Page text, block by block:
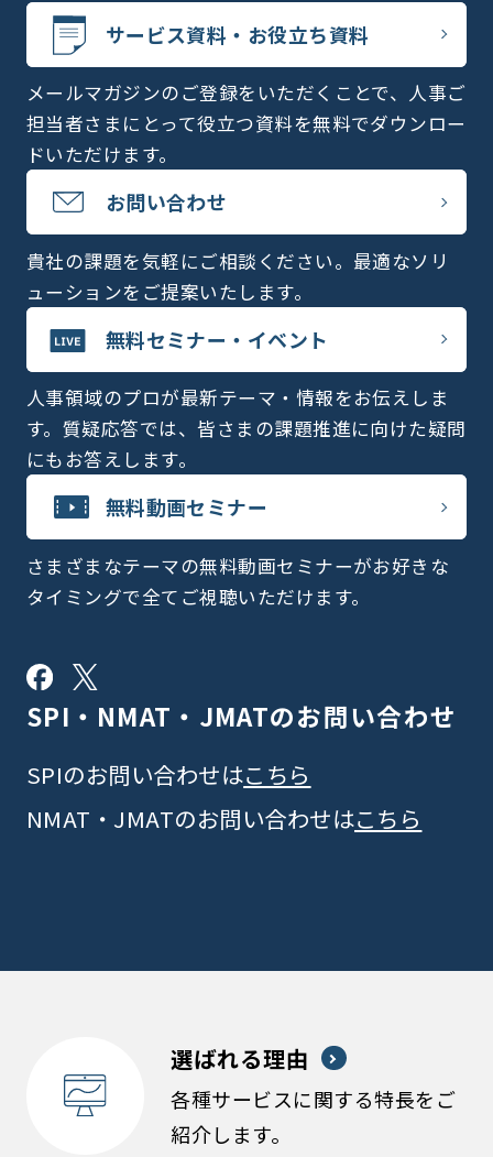
サービス資料・お役立ち資料
メールマガジンのご登録をいただくことで、人事ご
担当者さまにとって役立つ資料を無料でダウンロー
ドいただけます。
お問い合わせ
貴社の課題を気軽にご相談ください。最適なソリ
ューションをご提案いたします。
無料セミナー・イベント
人事領域のプロが最新テーマ・情報をお伝えしま
す。質疑応答では、皆さまの課題推進に向けた疑問
にもお答えします。
無料動画セミナー
さまざまなテーマの無料動画セミナーがお好きな
タイミングで全てご視聴いただけます。
SPI・NMAT・JMATのお問い合わせ
SPIのお問い合わせはこちら
NMAT・JMATのお問い合わせはこちら
選ばれる理由
各種サービスに関する特長をご
紹介します。